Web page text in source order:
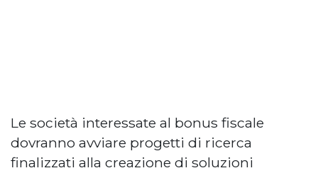
Le società interessate al bonus fiscale
dovranno avviare progetti di ricerca
finalizzati alla creazione di soluzioni